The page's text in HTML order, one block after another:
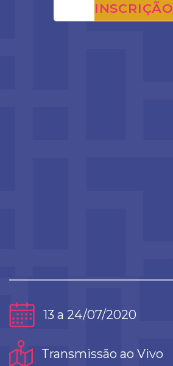
INSCRIÇÃO
13 a 24/07/2020
Transmissão ao Vivo